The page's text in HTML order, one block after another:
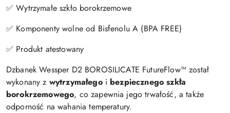
✅ Wytrzymałe szkło borokrzemowe
✅ Komponenty wolne od Bisfenolu A (BPA FREE)
✅ Produkt atestowany
Dzbanek Wessper D2 BOROSILICATE FutureFlow™ został
wykonany z wytrzymałegoi bezpiecznego szkła
borokrzemowego, co zapewnia jego trwałość, a także
odporność na wahania temperatury.